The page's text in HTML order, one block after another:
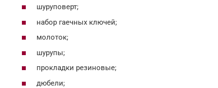
шуруповерт;
набор гаечных ключей;
молоток;
шурупы;
прокладки резиновые;
дюбели;